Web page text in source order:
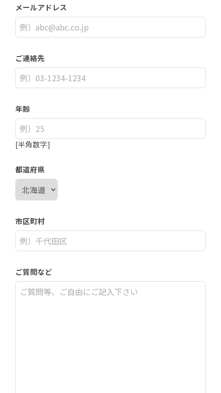
メールアドレス
ご連絡先
年齢
[半角数字]
都道府県
市区町村
ご質問など